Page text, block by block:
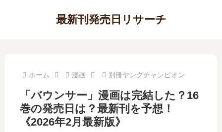
最新刊発売日リサーチ
ホーム 漫画 別冊ヤングチャンピオン
「バウンサー」漫画は完結した？16
巻の発売日は？最新刊を予想！
《2026年2月最新版》